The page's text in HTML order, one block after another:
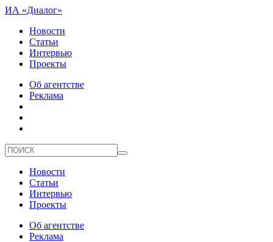
ИА «Диалог»
Новости
Статьи
Интервью
Проекты
Об агентстве
Реклама
Новости
Статьи
Интервью
Проекты
Об агентстве
Реклама